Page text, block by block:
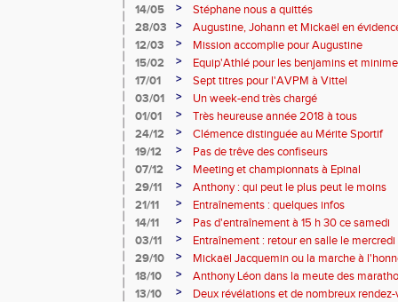
14/05
>
Stéphane nous a quittés
28/03
>
Augustine, Johann et Mickaël en
12/03
>
Mission accomplie pour Augustine
15/02
>
Equip'Athlé pour les benjamins et
17/01
>
Sept titres pour l'AVPM à Vittel
03/01
>
Un week-end très chargé
01/01
>
Très heureuse année 2018 à tous
24/12
>
Clémence distinguée au Mérite Sportif
19/12
>
Pas de trêve des confiseurs
07/12
>
Meeting et championnats à Epinal
29/11
>
Anthony : qui peut le plus peut le moins
21/11
>
Entraînements : quelques infos
14/11
>
Pas d'entraînement à 15 h 30 ce samedi
03/11
>
Entraînement : retour en salle le mercredi
29/10
>
Mickaël Jacquemin ou la marche à
18/10
>
Anthony Léon dans la meute des
13/10
>
Deux révélations et de nombreux rendez-